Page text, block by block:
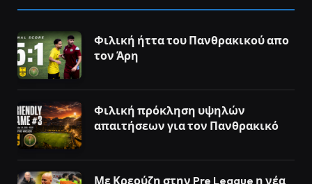
Φιλική ήττα του Πανθρακικού απο
τον Άρη
Φιλική πρόκληση υψηλών
απαιτήσεων για τον Πανθρακικό
Με Κρεούζη στην Pre League η νέα